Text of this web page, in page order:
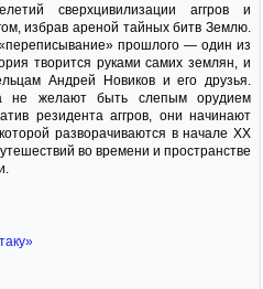
сверхцивилизации аггров и
избрав ареной тайных битв Землю.
прошлого — один из
творится руками самих землян, и
Андрей Новиков и его друзья.
не желают быть слепым орудием
резидента аггров, они начинают
разворачиваются в начале XX
во времени и пространстве